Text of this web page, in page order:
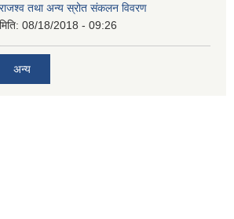
राजश्व तथा अन्य स्रोत संकलन विवरण
मिति: 08/18/2018 - 09:26
अन्य